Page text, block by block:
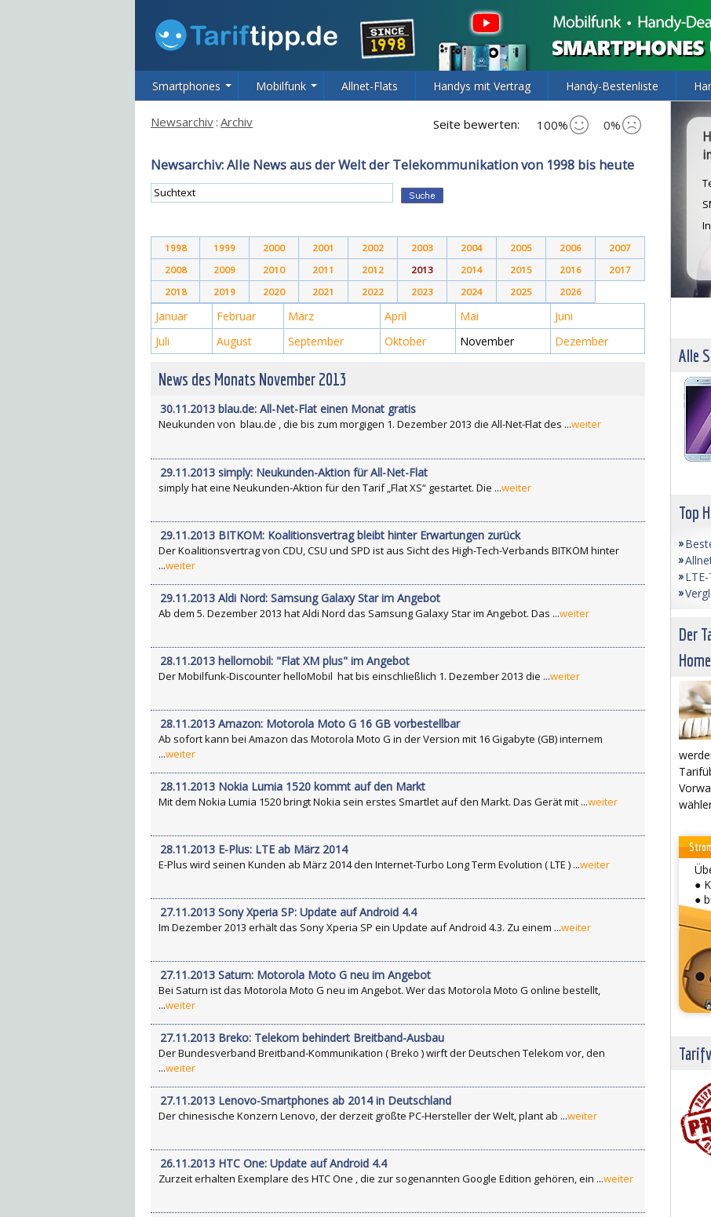
Smartphones Mobilfunk Allnet-Flats Handys mit Vertrag Handy-Bestenliste
Seite bewerten: 100% 0%
Newsarchiv : Archiv
Newsarchiv: Alle News aus der Welt der Telekommunikation von 1998 bis heute
1998 1999 2000 2001 2002 2003 2004 2005 2006
2007
2008
2009 2010 2011 2012 2013 2014 2015 2016
2017
2018
2019 2020 2021 2022 2023 2024 2025 2026
Januar Februar März April Mai
Juni
Juli
August September Oktober November Dezember
News des Monats November 2013
30.11.2013 blau.de: All-Net-Flat einen Monat gratis
Neukunden von blau.de , die bis zum morgigen 1. Dezember 2013 die All-Net-Flat des ...weiter
29.11.2013 simply: Neukunden-Aktion für All-Net-Flat
simply hat eine Neukunden-Aktion für den Tarif „Flat XS“ gestartet. Die ...weiter
29.11.2013 BITKOM: Koalitionsvertrag bleibt hinter Erwartungen zurück
Der Koalitionsvertrag von CDU, CSU und SPD ist aus Sicht des High-Tech-Verbands BITKOM hinter
...weiter
29.11.2013 Aldi Nord: Samsung Galaxy Star im Angebot
Ab dem 5. Dezember 2013 hat Aldi Nord das Samsung Galaxy Star im Angebot. Das ...weiter
28.11.2013 hellomobil: "Flat XM plus" im Angebot
Der Mobilfunk-Discounter helloMobil hat bis einschließlich 1. Dezember 2013 die ...weiter
28.11.2013 Amazon: Motorola Moto G 16 GB vorbestellbar
Ab sofort kann bei Amazon das Motorola Moto G in der Version mit 16 Gigabyte (GB) internem
...weiter
28.11.2013 Nokia Lumia 1520 kommt auf den Markt
Mit dem Nokia Lumia 1520 bringt Nokia sein erstes Smartlet auf den Markt. Das Gerät mit ...weiter
28.11.2013 E-Plus: LTE ab März 2014
E-Plus wird seinen Kunden ab März 2014 den Internet-Turbo Long Term Evolution ( LTE ) ...weiter
27.11.2013 Sony Xperia SP: Update auf Android 4.4
Im Dezember 2013 erhält das Sony Xperia SP ein Update auf Android 4.3. Zu einem ...weiter
27.11.2013 Saturn: Motorola Moto G neu im Angebot
Bei Saturn ist das Motorola Moto G neu im Angebot. Wer das Motorola Moto G online bestellt,
...weiter
27.11.2013 Breko: Telekom behindert Breitband-Ausbau
Der Bundesverband Breitband-Kommunikation ( Breko ) wirft der Deutschen Telekom vor, den
...weiter
27.11.2013 Lenovo-Smartphones ab 2014 in Deutschland
Der chinesische Konzern Lenovo, der derzeit größte PC-Hersteller der Welt, plant ab ...weiter
26.11.2013 HTC One: Update auf Android 4.4
Zurzeit erhalten Exemplare des HTC One , die zur sogenannten Google Edition gehören, ein ...weiter
Alle
Top
Der
●
●